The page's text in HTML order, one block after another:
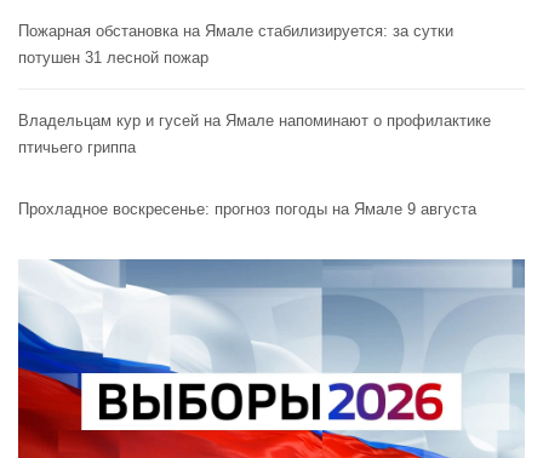
Пожарная обстановка на Ямале стабилизируется: за сутки
потушен 31 лесной пожар
Владельцам кур и гусей на Ямале напоминают o профилактике
птичьего гриппа
Прохладное воскресенье: прогноз погоды на Ямале 9 августа